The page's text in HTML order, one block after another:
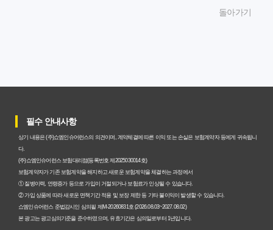
갱신형 암보험과 비갱신형, 어떤 차이가 있을까? 내게 맞는
암보험비갱신형, 평생 고정 보험료의 숨겨진 가치와 현명한
선택 기준
암보험 비갱신형, 왜 지금 선택해야 할까요? 미래 보험료 걱
정 끝내는 방법
갱신형 vs 비갱신형 암보험, 당신에게 더 유리한 선택은? 완
돌아가기
필수 안내사항
상기 내용은 (주)쇼엠인슈어런스의 의견이며, 계약체결에 따른 이익 또는 손실은 보험계약자 등에게 귀속됩니
다.
(주)쇼엠인슈어런스 보험대리점(등록번호 제2025030014호)
보험계약자가 기존 보험계약을 해지하고 새로운 보험계약을 체결하는 과정에서
① 질병이력, 연령증가 등으로 가입이 거절되거나 보험료가 인상될 수 있습니다.
② 가입 상품에 따라 새로운 면책기간 적용 및 보장 제한 등 기타 불이익이 발생할 수 있습니다.
쇼엠인슈어런스 준법감시인 심의필 제M-20260831호 (2026.08.03~2027.08.02)
본 광고는 광고심의기준을 준수하였으며, 유효기간은 심의일로부터 1년입니다.